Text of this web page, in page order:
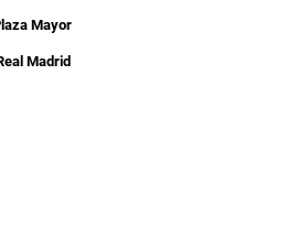
Mayor
Madrid